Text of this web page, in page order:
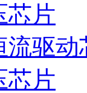
芯片
流驱动
芯片